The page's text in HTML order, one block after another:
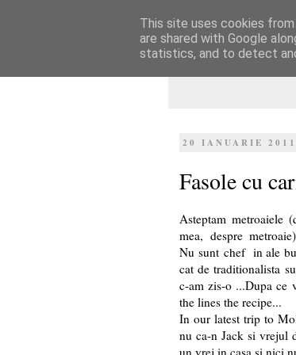
20 IANUARIE 2011
Fasole cu
Asteptam metroaiele
mea, despre
Nu sunt chef in ale
cat de traditionalista
c-am zis-o ...Dupa ce
the lines the recipe...
In our latest trip to
nu ca-n Jack si vrejul
un vrej in casa si nici
This site uses cookies
are shared with Google
statistics, and to detect